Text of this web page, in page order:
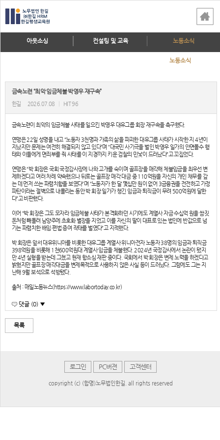
아웃소싱 컨설팅 및 교육 노동소식
노동소식
금속노련 “최악 임금체불 박영우 재구속”
한길 2026.07.08 HIT 96
금속노련이 최악의 임금체불 사태를 일으킨 박영우 대유그룹 회장 재구속을 촉구했다.
연맹은 22일 성명을 내고 “노동자 3천명과 가족의 삶을 파괴한 대유그룹 사태가 시작한 지 4년이
지났지만 문제는 여전히 해결되지 않고 있다”며 “대국민 사기극을 벌인 박영우 일가의 안면몰수 행
태와 이들에게 면죄부를 줘 사태를 이 지경까지 키운 검찰의 민낯이 드러났다”고 꼬집었다.
연맹은 “박 회장은 국회 국정감사장에 나와 고개를 숙이며 골프장을 매각해 체불임금을 최우선 변
제하겠다고 여러 차례 약속했으나 뒤로는 골프장 매각 대금 중 110억원을 자신의 개인 채무를 갚
는 데 먼저 쓰는 파렴치함을 보였다”며 “노동자가 한 달 몇십만 원이 없어 3금융권을 전전하고 가정
파탄이라는 절벽으로 내몰리는 동안 박 회장 일가가 챙긴 임금과 퇴직금이 무려 500억원에 달한
다”고 비판했다.
이어 “박 회장은 그도 모자라 임금체불 사태가 본격화하던 시기에도 계열사 자금 수십억 원을 쌈짓
돈처럼 빼돌려 남양주에 초호화 별장을 지었고 이를 자신의 딸이 대표로 있는 법인에 반값으로 넘
기는 파렴치한 배임·편법 증여 작태를 벌였다”고 지적했다.
박 회장은 앞서 대유위니아를 비롯한 대유그룹 계열사 위니아전자 노동자 38명의 임금과 퇴직금
398억원을 비롯해 1천600억원대 계열사 임금을 체불했다. 2024년 국정감사에서 논란이 됐지
만 4년 실형을 받는데 그쳤고 현재 항소심 재판 중이다. 국회에서 박 회장은 변제 노력을 하겠다고
밝혔지만 골프장 매각대금을 변제목적으로 사용하지 않은 사실 등이 드러났다. 그럼에도 그는 지
난해 9월 보석으로 석방됐다.
출처 : 매일노동뉴스(https://www.labortoday.co.kr)
댓글 (0) ▼
목록
로그인 PC버젼 고객센터
copyright (c) (합명)노무법인한길. all rights reserved